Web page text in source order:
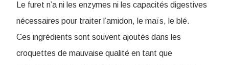
Le furet n’a ni les enzymes ni les capacités digestives
nécessaires pour traiter l’amidon, le maïs, le blé.
Ces ingrédients sont souvent ajoutés dans les
croquettes de mauvaise qualité en tant que